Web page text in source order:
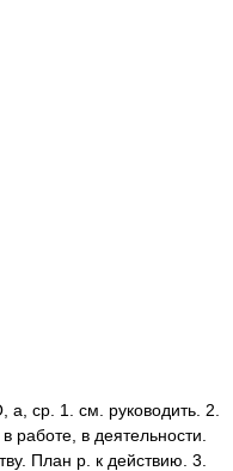
ср. 1. см. руководить. 2.
работе, в деятельности.
План р. к действию. 3.